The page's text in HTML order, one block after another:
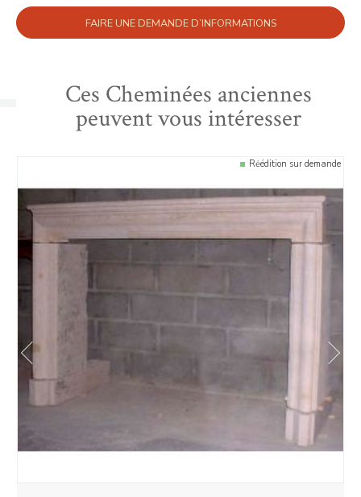
FAIRE UNE DEMANDE D’INFORMATIONS
Ces Cheminées anciennes
peuvent vous intéresser
Rėédition sur demande
prev next